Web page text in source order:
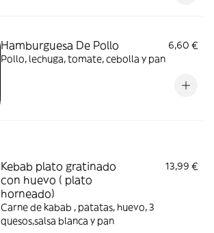
Hamburguesa De Pollo
6,60 €
Pollo, lechuga, tomate, cebolla y pan
Kebab plato gratinado
con huevo ( plato
horneado)
13,99 €
Carne de kabab , patatas, huevo, 3
quesos,salsa blanca y pan